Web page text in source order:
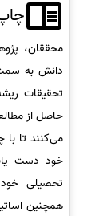
محققان،
دانش به سمت
تحقیقات
حاصل از
می‌کنند تا
خود دست
تحصیلی
همچنین